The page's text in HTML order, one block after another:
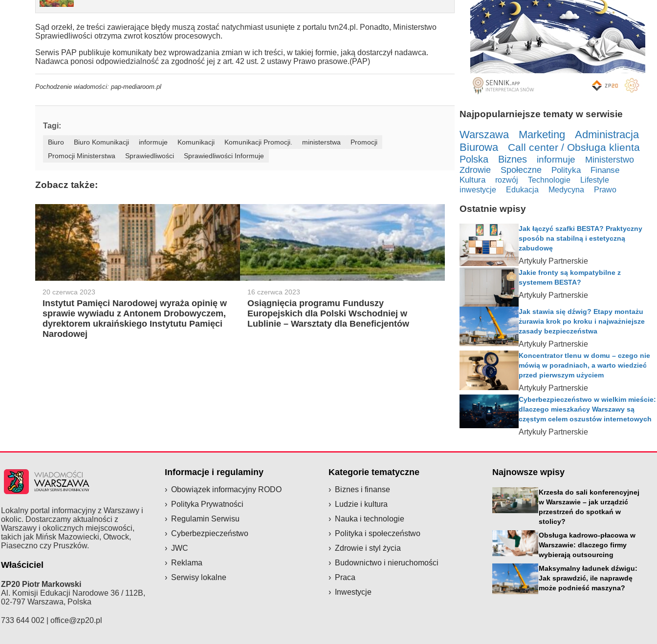
Sąd orzekł, że treści zawierające błędy muszą zostać natychmiast usunięte z portalu tvn24.pl. Ponadto, Ministerstwo
Sprawiedliwości otrzyma zwrot kosztów procesowych.
Serwis PAP publikuje komunikaty bez wprowadzania zmian w ich treści, w takiej formie, jaką dostarczył nadawca.
Nadawca ponosi odpowiedzialność za zgodność jej z art. 42 ust. 2 ustawy Prawo prasowe.(PAP)
Pochodzenie wiadomości: pap-mediaroom.pl
Tagi:
Biuro Biuro Komunikacji informuje Komunikacji Komunikacji Promocji. ministerstwa
Promocji
Promocji Ministerstwa
Sprawiedliwości Sprawiedliwości Informuje
Zobacz także:
20 czerwca 2023
Instytut Pamięci Narodowej wyraża opinię w
sprawie wywiadu z Antonem Drobowyczem,
dyrektorem ukraińskiego Instytutu Pamięci
Narodowej
16 czerwca 2023
Osiągnięcia programu Funduszy
Europejskich dla Polski Wschodniej w
Lublinie – Warsztaty dla Beneficjentów
Najpopularniejsze tematy w serwisie
Warszawa Marketing
Administracja
Biurowa
Call center / Obsługa klienta
Polska Biznes informuje Ministerstwo
Zdrowie Społeczne Polityka
Finanse
Kultura
rozwój Technologie
Lifestyle
inwestycje
Edukacja Medycyna Prawo
Ostatnie wpisy
Artykuły Partnerskie
Jak łączyć szafki BESTA? Praktyczny
sposób na stabilną i estetyczną
zabudowę
Artykuły Partnerskie
Jakie fronty są kompatybilne z
systemem BESTA?
Artykuły Partnerskie
Jak stawia się dźwig? Etapy montażu
żurawia krok po kroku i najważniejsze
zasady bezpieczeństwa
Artykuły Partnerskie
Koncentrator tlenu w domu – czego nie
mówią w poradniach, a warto wiedzieć
przed pierwszym użyciem
Artykuły Partnerskie
Cyberbezpieczeństwo w wielkim mieście:
dlaczego mieszkańcy Warszawy są
częstym celem oszustów internetowych
Lokalny portal informacyjny z Warszawy i
okolic. Dostarczamy aktualności z
Warszawy i okolicznych miejscowości,
takich jak Mińsk Mazowiecki, Otwock,
Piaseczno czy Pruszków.
Właściciel
ZP20 Piotr Markowski
Al. Komisji Edukacji Narodowe 36 / 112B,
02-797 Warszawa, Polska
733 644 002 | office@zp20.pl
Informacje i regulaminy
Obowiązek informacyjny RODO
Polityka Prywatności
Regulamin Serwisu
Cyberbezpieczeństwo
JWC
Reklama
Serwisy lokalne
Kategorie tematyczne
Biznes i finanse
Ludzie i kultura
Nauka i technologie
Polityka i społeczeństwo
Zdrowie i styl życia
Budownictwo i nieruchomości
Praca
Inwestycje
Najnowsze wpisy
Krzesła do sali konferencyjnej
w Warszawie – jak urządzić
przestrzeń do spotkań w
stolicy?
Obsługa kadrowo-płacowa w
Warszawie: dlaczego firmy
wybierają outsourcing
Maksymalny ładunek dźwigu:
Jak sprawdzić, ile naprawdę
może podnieść maszyna?